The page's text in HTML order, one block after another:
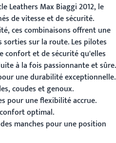
Leathers Max Biaggi 2012, le
de vitesse et de sécurité.
ces combinaisons offrent une
sur la route. Les pilotes
confort et de sécurité qu'elles
à la fois passionnante et sûre.
une durabilité exceptionnelle.
coudes et genoux.
pour une flexibilité accrue.
optimal.
manches pour une position